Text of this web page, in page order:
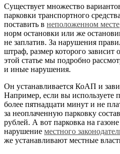
Существует множество
парковки транспортного
поставить в неположенном месте
норм остановки или же
не заплатив. За нарушения
штраф, размер которого зависит
этой статье мы подробно
и иные нарушения.
Он устанавливается КоАП и
Например, если вы используете
более пятнадцати минут и не
за неоплаченную парковку
рублей. А вот парковка на
нарушение местного
же устанавливают местные